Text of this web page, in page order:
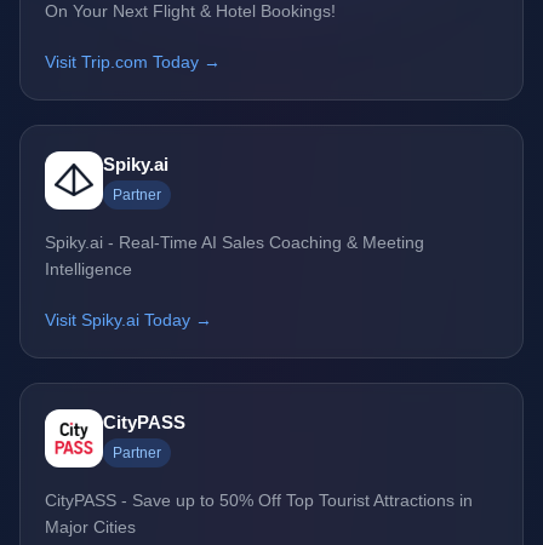
On Your Next Flight & Hotel Bookings!
Visit Trip.com Today →
Spiky.ai
Partner
Spiky.ai - Real-Time AI Sales Coaching & Meeting
Intelligence
Visit Spiky.ai Today →
CityPASS
Partner
CityPASS - Save up to 50% Off Top Tourist Attractions in
Major Cities